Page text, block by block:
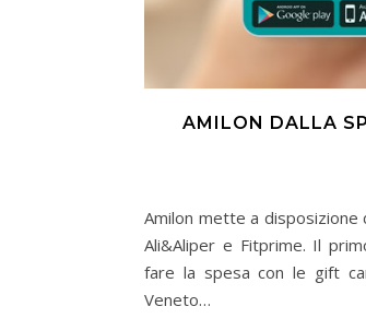
AMILON DALLA
Amilon mette a
Ali&Aliper e Fitprime. Il
fare la spesa con le gift
Veneto…